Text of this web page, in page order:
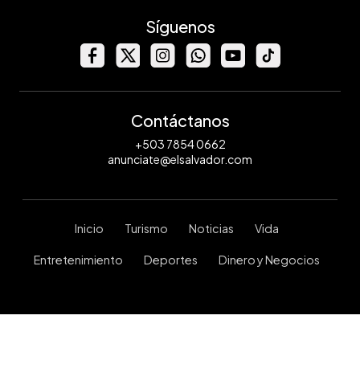
Síguenos
Contáctanos
+503 7854 0662
anunciate@elsalvador.com
Inicio Turismo Noticias Vida
Entretenimiento Deportes Dinero y Negocios